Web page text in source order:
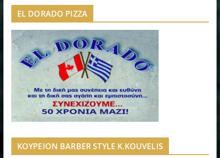
EL DORADO PIZZA
ΚΟΥΡΕΙΟΝ BARBER STYLE K.KOUVELIS